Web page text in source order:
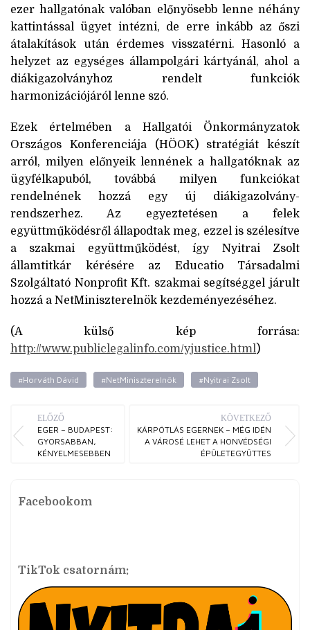
ezer hallgatónak valóban előnyösebb lenne néhány
kattintással ügyet intézni, de erre inkább az őszi
átalakítások után érdemes visszatérni. Hasonló a
helyzet az egységes állampolgári kártyánál, ahol a
diákigazolványhoz rendelt funkciók
harmonizációjáról lenne szó.
Ezek értelmében a Hallgatói Önkormányzatok
Országos Konferenciája (HÖOK) stratégiát készít
arról, milyen előnyeik lennének a hallgatóknak az
ügyfélkapuból, továbbá milyen funkciókat
rendelnének hozzá egy új diákigazolvány-
rendszerhez. Az egyeztetésen a felek
együttműködésről állapodtak meg, ezzel is szélesítve
a szakmai együttműködést, így Nyitrai Zsolt
államtitkár kérésére az Educatio Társadalmi
Szolgáltató Nonprofit Kft. szakmai segítséggel járult
hozzá a NetMiniszterelnök kezdeményezéséhez.
(A külső kép forrása:
http://www.publiclegalinfo.com/yjustice.html)
#Horváth Dávid #NetMiniszterelnök #Nyitrai Zsolt
ELŐZŐ
EGER – BUDAPEST:
GYORSABBAN,
KÉNYELMESEBBEN
KÖVETKEZŐ
KÁRPÓTLÁS EGERNEK – MÉG IDÉN
A VÁROSÉ LEHET A HONVÉDSÉGI
ÉPÜLETEGYÜTTES
Facebookom
TikTok csatornám: